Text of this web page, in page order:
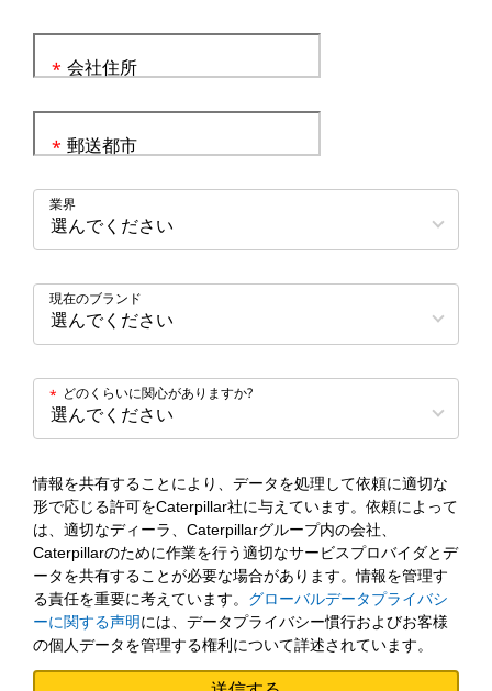
会社住所
*
郵送都市
*
業界
現在のブランド
どのくらいに関心がありますか?
*
情報を共有することにより、データを処理して依頼に適切な
形で応じる許可をCaterpillar社に与えています。依頼によって
は、適切なディーラ、Caterpillarグループ内の会社、
Caterpillarのために作業を行う適切なサービスプロバイダとデ
ータを共有することが必要な場合があります。情報を管理す
る責任を重要に考えています。 グローバルデータプライバシ
ーに関する声明には、データプライバシー慣行およびお客様
の個人データを管理する権利について詳述されています。